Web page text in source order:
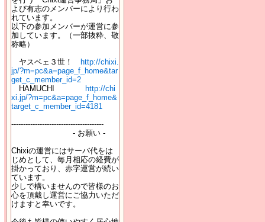
よび有志のメンバーにより行わ
れています。
以下の参加メンバーが運営に参
加しています。（一部抜粋、敬
称略）
ヤスベェ３世！
http://chixi.
jp/?m=pc&a=page_f_home&tar
get_c_member_id=2
HAMUCHI
http://chi
xi.jp/?m=pc&a=page_f_home&
target_c_member_id=4181
---------------------------------------
- お願い -
Chixiの運営にはサーバ代をは
じめとして、毎月相応の経費が
掛かっており、赤字運営が続い
ています。
少しで構いませんので皆様のお
心を頂戴し運営にご協力いただ
けますと幸いです。